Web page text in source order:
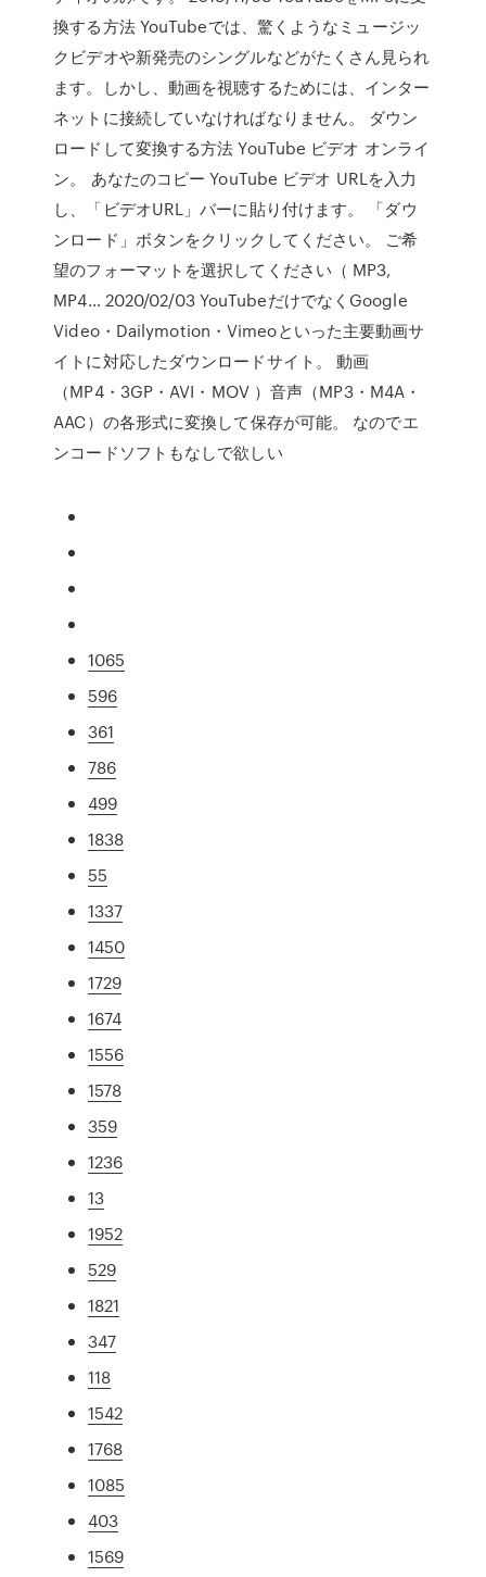
換する方法 YouTubeでは、驚くようなミュージッ
クビデオや新発売のシングルなどがたくさん見られ
ます。しかし、動画を視聴するためには、インター
ネットに接続していなければなりません。 ダウン
ロードして変換する方法 YouTube ビデオ オンライ
ン。 あなたのコピー YouTube ビデオ URLを入力
し、「ビデオURL」バーに貼り付けます。 「ダウ
ンロード」ボタンをクリックしてください。 ご希
望のフォーマットを選択してください（ MP3,
MP4… 2020/02/03 YouTubeだけでなくGoogle
Video・Dailymotion・Vimeoといった主要動画サ
イトに対応したダウンロードサイト。 動画
（MP4・3GP・AVI・MOV ）音声（MP3・M4A・
AAC）の各形式に変換して保存が可能。 なのでエ
ンコードソフトもなしで欲しい
1065
596
361
786
499
1838
55
1337
1450
1729
1674
1556
1578
359
1236
13
1952
529
1821
347
118
1542
1768
1085
403
1569